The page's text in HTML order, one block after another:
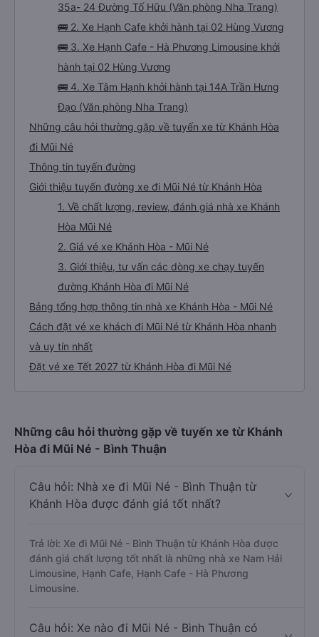
35a- 24 Đường Tố Hữu (Văn phòng Nha Trang)
🚌 2. Xe Hạnh Cafe khởi hành tại 02 Hùng Vương
🚌 3. Xe Hạnh Cafe - Hà Phương Limousine khởi
hành tại 02 Hùng Vương
🚌 4. Xe Tâm Hạnh khởi hành tại 14A Trần Hưng
Đạo (Văn phòng Nha Trang)
Những câu hỏi thường gặp về tuyến xe từ Khánh Hòa
đi Mũi Né
Thông tin tuyến đường
Giới thiệu tuyến đường xe đi Mũi Né từ Khánh Hòa
1. Về chất lượng, review, đánh giá nhà xe Khánh
Hòa Mũi Né
2. Giá vé xe Khánh Hòa - Mũi Né
3. Giới thiệu, tư vấn các dòng xe chạy tuyến
đường Khánh Hòa đi Mũi Né
Bảng tổng hợp thông tin nhà xe Khánh Hòa - Mũi Né
Cách đặt vé xe khách đi Mũi Né từ Khánh Hòa nhanh
và uy tín nhất
Đặt vé xe Tết 2027 từ Khánh Hòa đi Mũi Né
Những câu hỏi thường gặp về tuyến xe từ Khánh
Hòa đi Mũi Né - Bình Thuận
Câu hỏi: Nhà xe đi Mũi Né - Bình Thuận từ
Khánh Hòa được đánh giá tốt nhất?
Trả lời: Xe đi Mũi Né - Bình Thuận từ Khánh Hòa được
đánh giá chất lượng tốt nhất là những nhà xe Nam Hải
Limousine, Hạnh Cafe, Hạnh Cafe - Hà Phương
Limousine.
Câu hỏi: Xe nào đi Mũi Né - Bình Thuận có